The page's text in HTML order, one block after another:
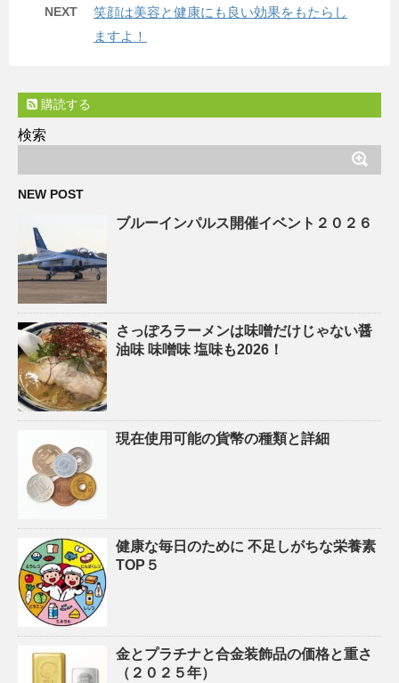
NEXT
笑顔は美容と健康にも良い効果をもたらし
ますよ！
購読する
検索
NEW POST
ブルーインパルス開催イベント２０２６
さっぽろラーメンは味噌だけじゃない醤
油味 味噌味 塩味も2026！
現在使用可能の貨幣の種類と詳細
健康な毎日のために 不足しがちな栄養素
TOP５
金とプラチナと合金装飾品の価格と重さ
（２０２５年）